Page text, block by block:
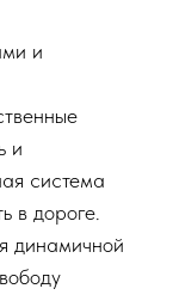
и
и
система
в дороге.
динамичной